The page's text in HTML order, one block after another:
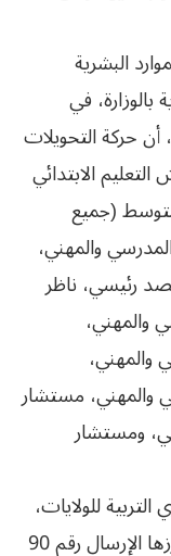
البشرية
بالوزارة، في
13 ماي الجاري، أن حركة التحويلات
مفتش التعليم الابتدائي
(جميع
والمهني،
رئيسي، ناظر
والمهني،
والمهني،
والمهني، مستشار
ومستشار
للولايات،
أنه وبناء على ثلاثة مراجع قانونية، من أبرزها الإرسال رقم 90